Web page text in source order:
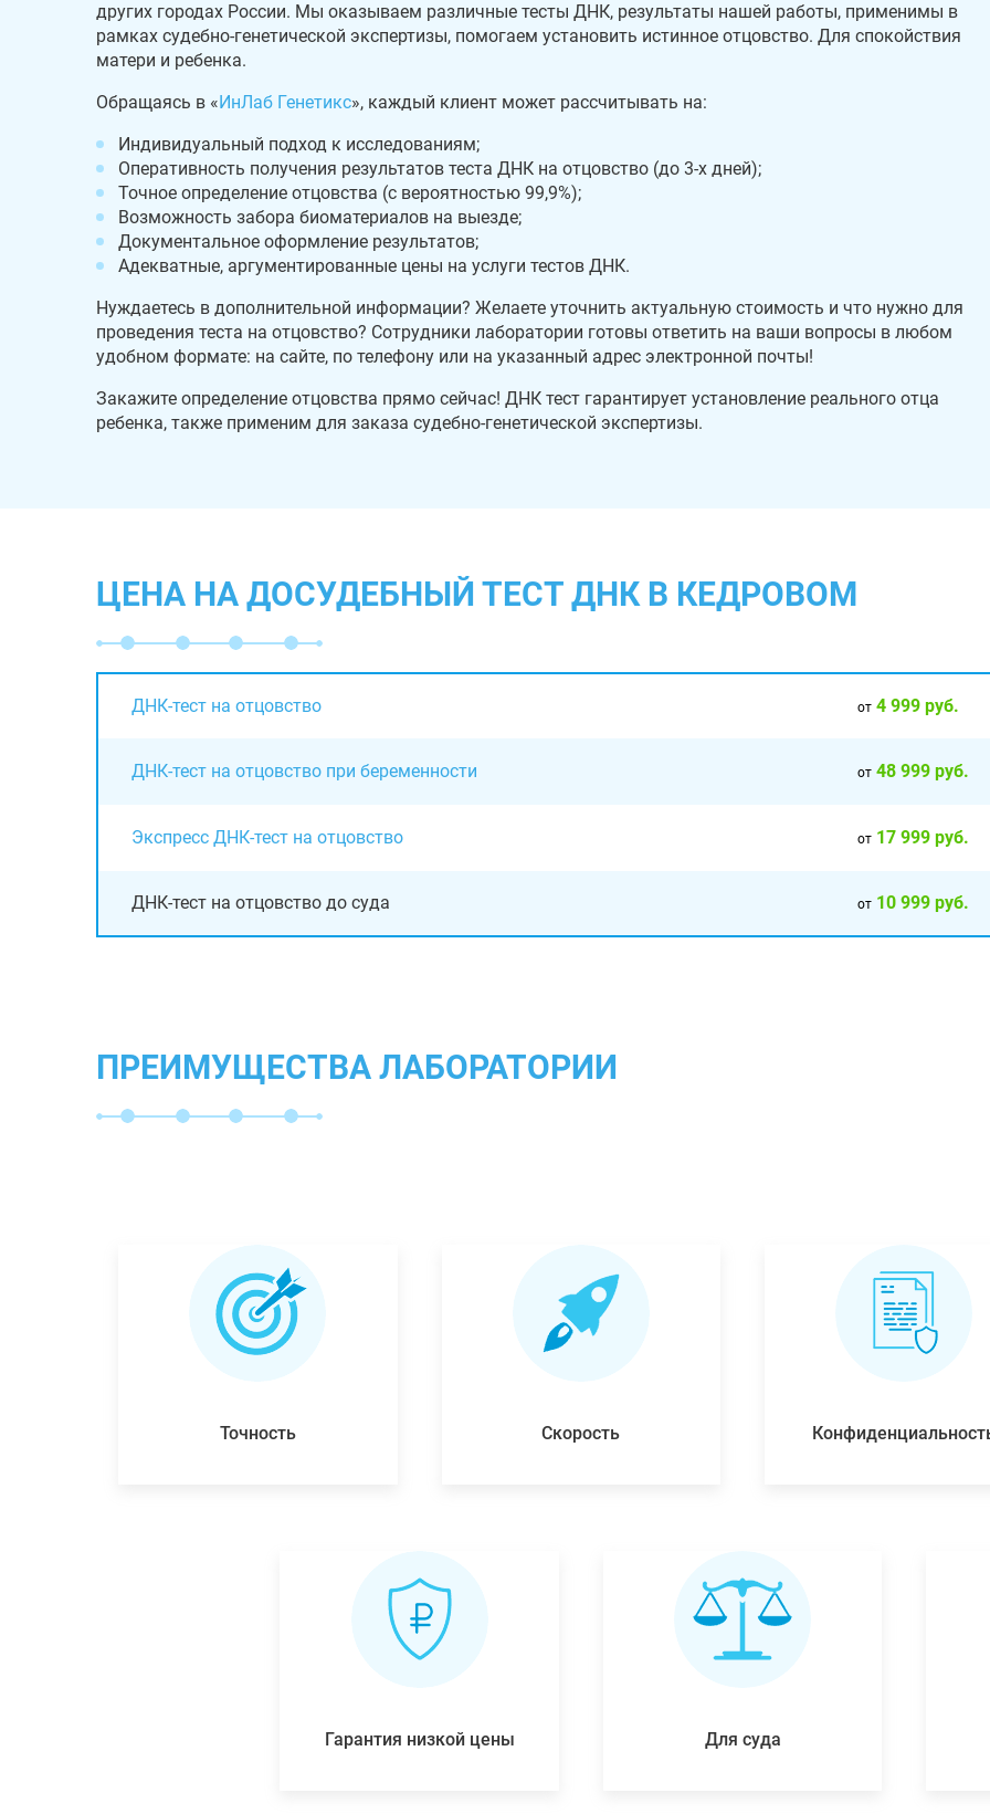
других городах России. Мы оказываем различные тесты ДНК, результаты нашей работы, применимы в
рамках судебно-генетической экспертизы, помогаем установить истинное отцовство. Для спокойствия
матери и ребенка.
Обращаясь в « ИнЛаб Генетикс», каждый клиент может рассчитывать на:
Индивидуальный подход к исследованиям;
Оперативность получения результатов теста ДНК на отцовство (до 3-х дней);
Точное определение отцовства (с вероятностью 99,9%);
Возможность забора биоматериалов на выезде;
Документальное оформление результатов;
Адекватные, аргументированные цены на услуги тестов ДНК.
Нуждаетесь в дополнительной информации? Желаете уточнить актуальную стоимость и что нужно для
проведения теста на отцовство? Сотрудники лаборатории готовы ответить на ваши вопросы в любом
удобном формате: на сайте, по телефону или на указанный адрес электронной почты!
Закажите определение отцовства прямо сейчас! ДНК тест гарантирует установление реального отца
ребенка, также применим для заказа судебно-генетической экспертизы.
ЦЕНА НА ДОСУДЕБНЫЙ ТЕСТ ДНК В КЕДРОВОМ
ДНК-тест на отцовство от4 999 руб.
ДНК-тест на отцовство при беременности от48 999 руб.
Экспресс ДНК-тест на отцовство от17 999 руб.
ДНК-тест на отцовство до суда от10 999 руб.
ПРЕИМУЩЕСТВА ЛАБОРАТОРИИ
Точность Скорость
Гарантия низкой цены Для суда